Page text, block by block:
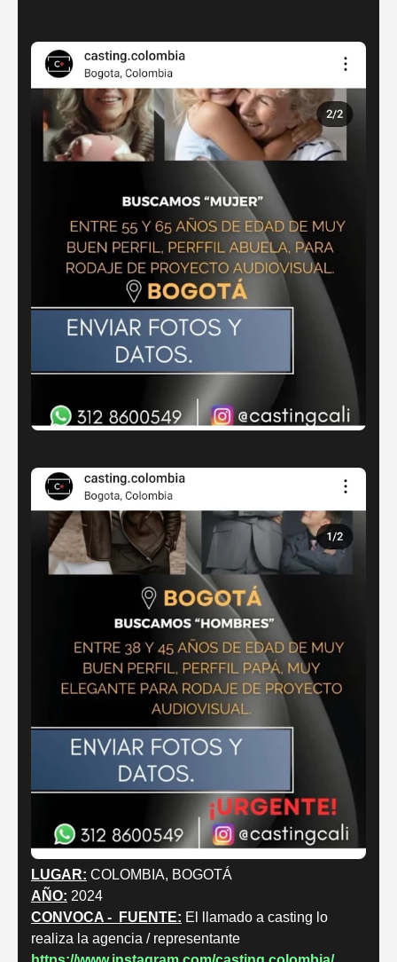
LUGAR: COLOMBIA, BOGOTÁ
AÑO: 2024
CONVOCA - FUENTE: El llamado a casting lo
realiza la agencia / representante